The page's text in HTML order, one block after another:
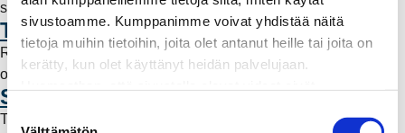
sivustoamme. Kumppanimme voivat yhdistää näitä
tietoja muihin tietoihin, joita olet antanut heille tai joita on
kerätty, kun olet käyttänyt heidän palvelujaan.
S
sähköntuotanto sekä niihin liittyvät palvelut. #Toimii.
Tietoa Rauman Energiasta
Rauman Energia on Rauman kaupungin 100-prosenttisesti
omistama energiayhtiö.
Sähköntuotanto
Tavoitteenamme on investoida päästöttömään